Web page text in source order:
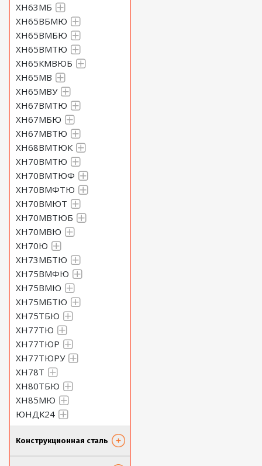
ХН63МБ
ХН65ВБМЮ
ХН65ВМБЮ
ХН65ВМТЮ
ХН65КМВЮБ
ХН65МВ
ХН65МВУ
ХН67ВМТЮ
ХН67МБЮ
ХН67МВТЮ
ХН68ВМТЮК
ХН70ВМТЮ
ХН70ВМТЮФ
ХН70ВМФТЮ
ХН70ВМЮТ
ХН70МВТЮБ
ХН70МВЮ
ХН70Ю
ХН73МБТЮ
ХН75ВМФЮ
ХН75ВМЮ
ХН75МБТЮ
ХН75ТБЮ
ХН77ТЮ
ХН77ТЮР
ХН77ТЮРУ
ХН78Т
ХН80ТБЮ
ХН85МЮ
ЮНДК24
Конструкционная сталь